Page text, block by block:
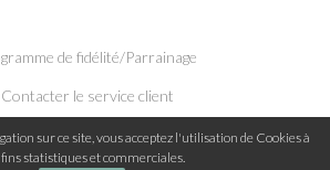
de fidélité/Parrainage
Contacter le service client
Mon panier
sur ce site, vous acceptez l'utilisation de Cookies à
fins statistiques et commerciales.